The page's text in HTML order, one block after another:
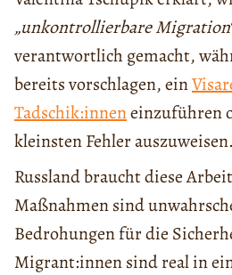
„unkontrollierbare
verantwortlich gemacht,
bereits vorschlagen, ein
Tadschik:inneneinzuführen
kleinsten Fehler auszuweisen.
Russland braucht diese
Maßnahmen sind
Bedrohungen für die
Migrant:innen sind real in